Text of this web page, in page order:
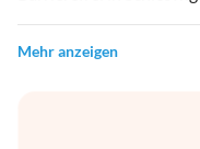
Mehr anzeigen